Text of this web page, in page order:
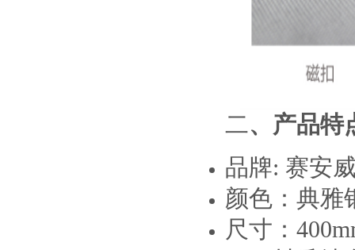
二、产品特
品牌: 赛安
颜色：典雅
尺寸：